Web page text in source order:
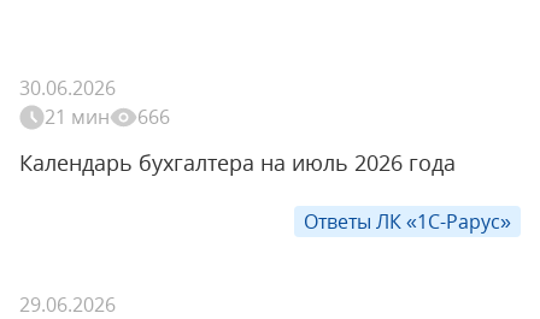
30.06.2026
21 мин
666
Календарь бухгалтера на июль 2026 года
Ответы ЛК «1С-Рарус»
29.06.2026